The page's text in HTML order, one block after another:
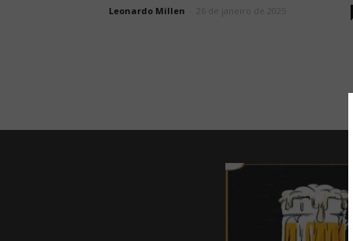
Leonardo Millen 26 de janeiro de 2025